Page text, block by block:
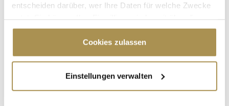
entscheiden darüber, wer Ihre Daten für welche Zwecke
Cookie-Erklärung oder durch Klicken auf das Privacy
Trigger Symbol ändern oder widerrufen
Informationen über Ihre geografische Lage
erfassen, welche bis auf einige Meter genau sein
Cookies zulassen
Einstellungen verwalten